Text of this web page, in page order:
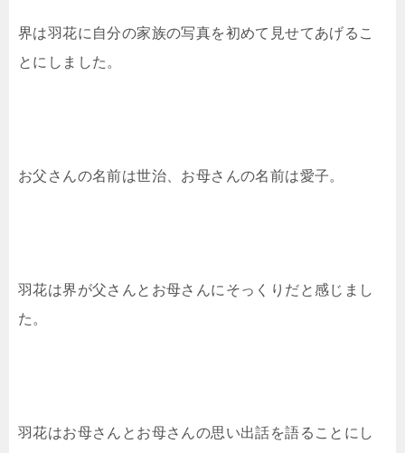
界は羽花に自分の家族の写真を初めて見せてあげるこ
とにしました。
お父さんの名前は世治、お母さんの名前は愛子。
羽花は界が父さんとお母さんにそっくりだと感じまし
た。
羽花はお母さんとお母さんの思い出話を語ることにし